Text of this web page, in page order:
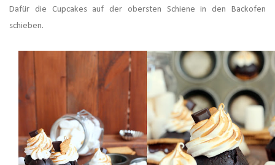
Dafür die Cupcakes auf der obersten Schiene in den Backofen
schieben.